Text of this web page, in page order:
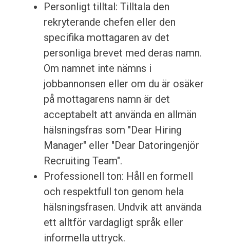
Personligt tilltal: Tilltala den
rekryterande chefen eller den
specifika mottagaren av det
personliga brevet med deras namn.
Om namnet inte nämns i
jobbannonsen eller om du är osäker
på mottagarens namn är det
acceptabelt att använda en allmän
hälsningsfras som "Dear Hiring
Manager" eller "Dear Datoringenjör
Recruiting Team".
Professionell ton: Håll en formell
och respektfull ton genom hela
hälsningsfrasen. Undvik att använda
ett alltför vardagligt språk eller
informella uttryck.